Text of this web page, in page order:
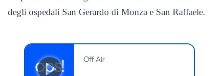
degli ospedali San Gerardo di Monza e San Raffaele.